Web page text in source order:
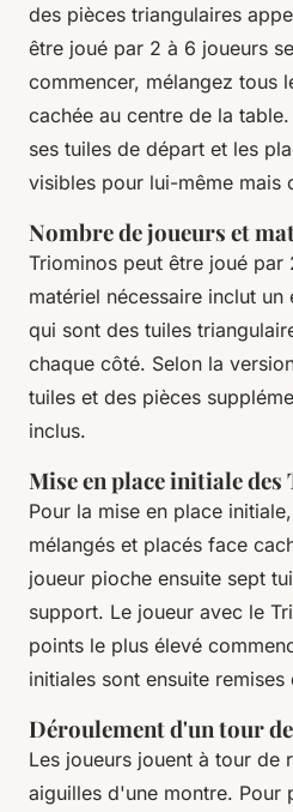
des pièces triangulaires
être joué par 2 à 6 joueurs
commencer, mélangez tous
cachée au centre de la
ses tuiles de départ et les
visibles pour lui-même mais
Nombre de joueurs et
Triominos peut être joué par
matériel nécessaire inclut
qui sont des tuiles
chaque côté. Selon la
tuiles et des pièces
inclus.
Mise en place initiale
Pour la mise en place
mélangés et placés face
joueur pioche ensuite sept
support. Le joueur avec le
points le plus élevé
initiales sont ensuite
Déroulement d'un tour
Les joueurs jouent à tour de
aiguilles d'une montre. Pour